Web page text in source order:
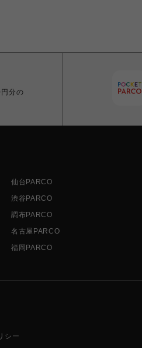
分の
仙台PARCO
渋谷PARCO
調布PARCO
名古屋PARCO
福岡PARCO
シー